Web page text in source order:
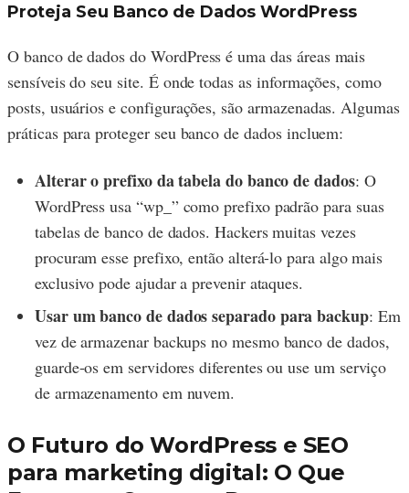
Proteja Seu Banco de Dados WordPress
O banco de dados do WordPress é uma das áreas mais
sensíveis do seu site. É onde todas as informações, como
posts, usuários e configurações, são armazenadas. Algumas
práticas para proteger seu banco de dados incluem:
Alterar o prefixo da tabela do banco de dados: O
WordPress usa “wp_” como prefixo padrão para suas
tabelas de banco de dados. Hackers muitas vezes
procuram esse prefixo, então alterá-lo para algo mais
exclusivo pode ajudar a prevenir ataques.
Usar um banco de dados separado para backup: Em
vez de armazenar backups no mesmo banco de dados,
guarde-os em servidores diferentes ou use um serviço
de armazenamento em nuvem.
O Futuro do WordPress e SEO
para marketing digital: O Que